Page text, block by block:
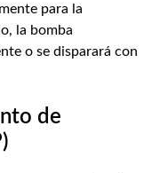
para la
la bomba
o se disparará con
de